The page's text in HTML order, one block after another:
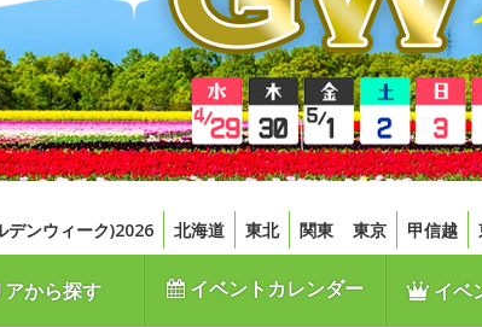
デンウィーク)2026 北海道 東北 関東 東京 甲信越
アから探す イベントカレンダー イベ